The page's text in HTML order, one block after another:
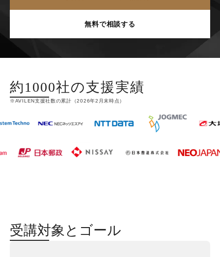
無料で相談する
約1000社の支援実績
※AVILEN支援社数の累計（2026年2月末時点）
受講対象とゴール